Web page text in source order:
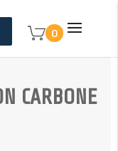
0
CARBONE